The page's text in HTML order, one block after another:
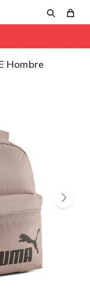
Hombre